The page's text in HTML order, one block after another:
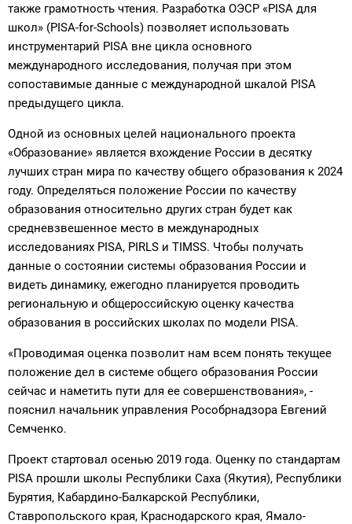
также грамотность чтения. Разработка ОЭСР «PISA для
школ» (PISA-for-Schools) позволяет использовать
инструментарий PISA вне цикла основного
международного исследования, получая при этом
сопоставимые данные с международной шкалой PISA
предыдущего цикла.
Одной из основных целей национального проекта
«Образование» является вхождение России в десятку
лучших стран мира по качеству общего образования к 2024
году. Определяться положение России по качеству
образования относительно других стран будет как
средневзвешенное место в международных
исследованиях PISA, PIRLS и TIMSS. Чтобы получать
данные о состоянии системы образования России и
видеть динамику, ежегодно планируется проводить
региональную и общероссийскую оценку качества
образования в российских школах по модели PISA.
«Проводимая оценка позволит нам всем понять текущее
положение дел в системе общего образования России
сейчас и наметить пути для ее совершенствования», -
пояснил начальник управления Рособрнадзора Евгений
Семченко.
Проект стартовал осенью 2019 года. Оценку по стандартам
PISA прошли школы Республики Саха (Якутия), Республики
Бурятия, Кабардино-Балкарской Республики,
Ставропольского края, Краснодарского края, Ямало-